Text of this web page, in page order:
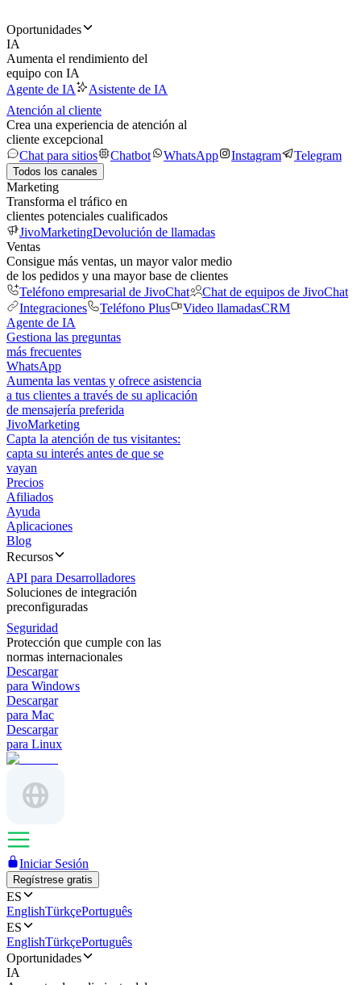
Oportunidades
IA
Aumenta el rendimiento del
equipo con IA
Agente de IA
Asistente de IA
Atención al cliente
Crea una experiencia de atención al
cliente excepcional
Chat para sitios
Chatbot WhatsApp Instagram Telegram
Todos los canales
Marketing
Transforma el tráfico en
clientes potenciales cualificados
JivoMarketingDevolución de llamadas
Ventas
Consigue más ventas, un mayor valor medio
de los pedidos y una mayor base de clientes
Teléfono empresarial de JivoChat
Chat de equipos de JivoChat
Integraciones
Teléfono Plus Video llamadasCRM
Agente de IA
Gestiona las preguntas
más frecuentes
WhatsApp
Aumenta las ventas y ofrece asistencia
a tus clientes a través de su aplicación
de mensajería preferida
JivoMarketing
Capta la atención de tus visitantes:
capta su interés antes de que se
vayan
Precios
Afiliados
Ayuda
Aplicaciones
Blog
Recursos
API para Desarrolladores
Soluciones de integración
preconfiguradas
Seguridad
Protección que cumple con las
normas internacionales
Descargar
para Windows
Descargar
para Mac
Descargar
para Linux
Iniciar Sesión
Regístrese gratis
ES
EnglishTürkçePortuguês
ES
EnglishTürkçePortuguês
Oportunidades
IA